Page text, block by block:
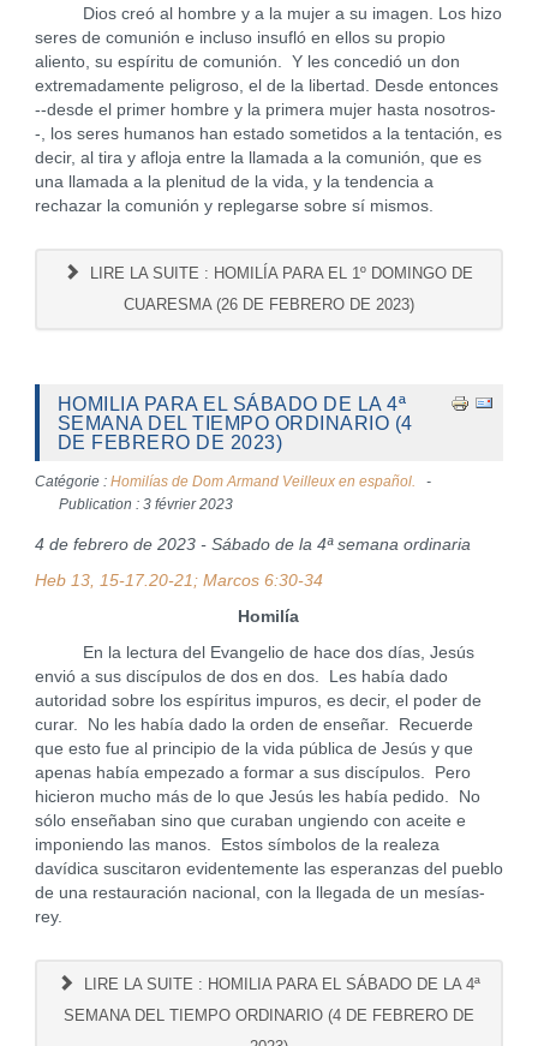
Dios creó al hombre y a la mujer a su imagen. Los hizo
seres de comunión e incluso insufló en ellos su propio
aliento, su espíritu de comunión. Y les concedió un don
extremadamente peligroso, el de la libertad. Desde entonces
--desde el primer hombre y la primera mujer hasta nosotros-
-, los seres humanos han estado sometidos a la tentación, es
decir, al tira y afloja entre la llamada a la comunión, que es
una llamada a la plenitud de la vida, y la tendencia a
rechazar la comunión y replegarse sobre sí mismos.
LIRE LA SUITE : HOMILÍA PARA EL 1º DOMINGO DE
CUARESMA (26 DE FEBRERO DE 2023)
HOMILIA PARA EL SÁBADO DE LA 4ª
SEMANA DEL TIEMPO ORDINARIO (4
DE FEBRERO DE 2023)
Catégorie : Homilías de Dom Armand Veilleux en español.
Publication : 3 février 2023
4 de febrero de 2023 - Sábado de la 4ª semana ordinaria
Heb 13, 15-17.20-21; Marcos 6:30-34
Homilía
En la lectura del Evangelio de hace dos días, Jesús
envió a sus discípulos de dos en dos. Les había dado
autoridad sobre los espíritus impuros, es decir, el poder de
curar. No les había dado la orden de enseñar. Recuerde
que esto fue al principio de la vida pública de Jesús y que
apenas había empezado a formar a sus discípulos. Pero
hicieron mucho más de lo que Jesús les había pedido. No
sólo enseñaban sino que curaban ungiendo con aceite e
imponiendo las manos. Estos símbolos de la realeza
davídica suscitaron evidentemente las esperanzas del pueblo
de una restauración nacional, con la llegada de un mesías-
rey.
LIRE LA SUITE : HOMILIA PARA EL SÁBADO DE LA 4ª
SEMANA DEL TIEMPO ORDINARIO (4 DE FEBRERO DE